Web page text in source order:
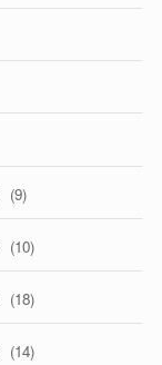
(9)
(10)
(18)
(14)